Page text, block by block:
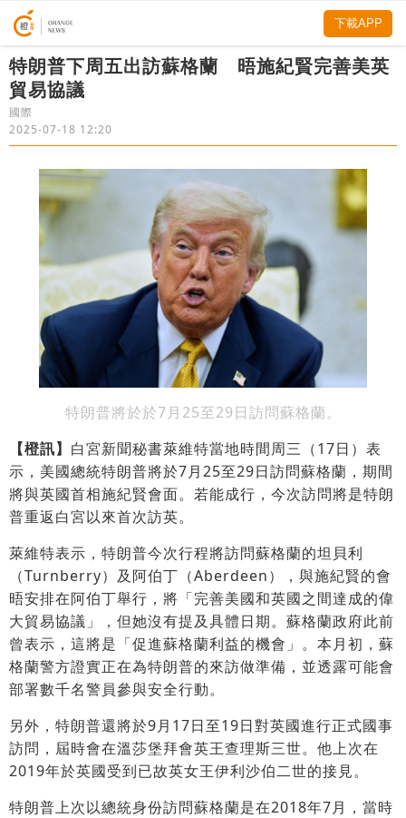
特朗普下周五出訪蘇格蘭 晤施紀賢完善美英
貿易協議
國際
2025-07-18 12:20
特朗普將於於7月25至29日訪問蘇格蘭。
【橙訊】 白宮新聞秘書萊維特當地時間周三（17日）表
示，美國總統特朗普將於7月25至29日訪問蘇格蘭，期間
將與英國首相施紀賢會面。若能成行，今次訪問將是特朗
普重返白宮以來首次訪英。
萊維特表示，特朗普今次行程將訪問蘇格蘭的坦貝利
（Turnberry）及阿伯丁（Aberdeen），與施紀賢的會
晤安排在阿伯丁舉行，將「完善美國和英國之間達成的偉
大貿易協議」，但她沒有提及具體日期。蘇格蘭政府此前
曾表示，這將是「促進蘇格蘭利益的機會」。本月初，蘇
格蘭警方證實正在為特朗普的來訪做準備，並透露可能會
部署數千名警員參與安全行動。
另外，特朗普還將於9月17日至19日對英國進行正式國事
訪問，屆時會在溫莎堡拜會英王查理斯三世。他上次在
2019年於英國受到已故英女王伊利沙伯二世的接見。
特朗普上次以總統身份訪問蘇格蘭是在2018年7月，當時
下載APP